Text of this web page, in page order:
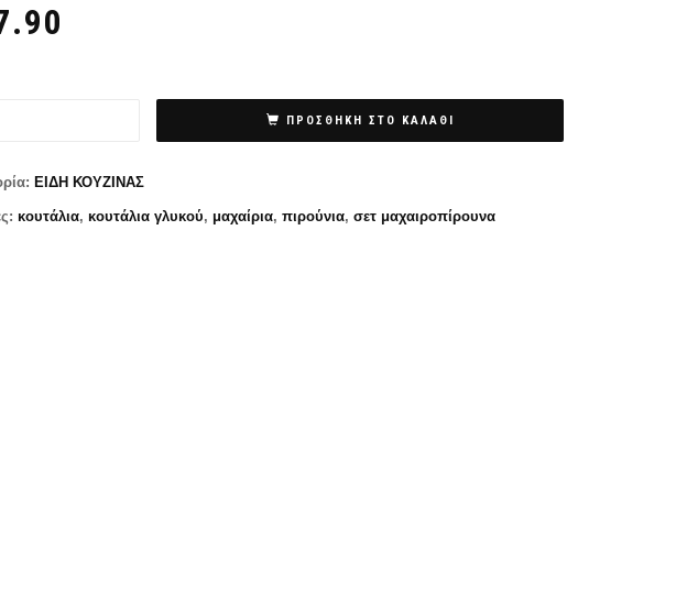
ΠΡΟΣΘΉΚΗ ΣΤΟ ΚΑΛΆΘΙ
ΕΙΔΗ ΚΟΥΖΙΝΑΣ
κουτάλια, κουτάλια γλυκού, μαχαίρια, πιρούνια, σετ μαχαιροπίρουνα